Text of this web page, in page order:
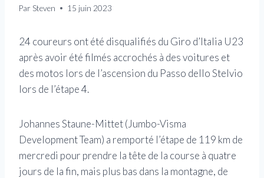
Par Steven 15 juin 2023
24 coureurs ont été disqualifiés du Giro d’Italia U23
après avoir été filmés accrochés à des voitures et
des motos lors de l’ascension du Passo dello Stelvio
lors de l’étape 4.
Johannes Staune-Mittet (Jumbo-Visma
Development Team) a remporté l’étape de 119 km de
mercredi pour prendre la tête de la course à quatre
jours de la fin, mais plus bas dans la montagne, de